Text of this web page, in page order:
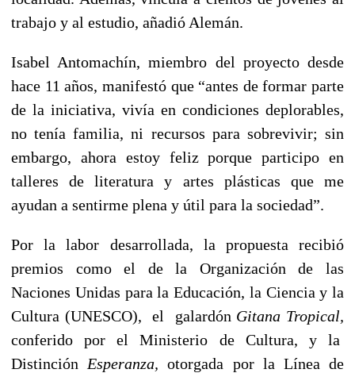
trabajo y al estudio, añadió Alemán.
Isabel Antomachín, miembro del proyecto desde
hace 11 años, manifestó que “antes de formar parte
de la iniciativa, vivía en condiciones deplorables,
no tenía familia, ni recursos para sobrevivir; sin
embargo, ahora estoy feliz porque participo en
talleres de literatura y artes plásticas que me
ayudan a sentirme plena y útil para la sociedad”.
Por la labor desarrollada, la propuesta recibió
premios como el de la Organización de las
Naciones Unidas para la Educación, la Ciencia y la
Cultura (UNESCO), el galardón Gitana Tropical,
conferido por el Ministerio de Cultura, y la
Distinción Esperanza,otorgada por la Línea de